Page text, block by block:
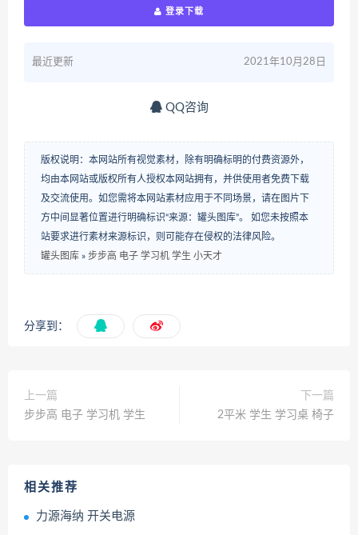
登录下载
最近更新 2021年10月28日
QQ咨询
版权说明：本网站所有视觉素材，除有明确标明的付费资源外，
均由本网站或版权所有人授权本网站拥有，并供使用者免费下载
及交流使用。如您需将本网站素材应用于不同场景，请在图片下
方中间显著位置进行明确标识“来源：罐头图库”。 如您未按照本
站要求进行素材来源标识，则可能存在侵权的法律风险。
罐头图库 » 步步高 电子 学习机 学生 小天才
分享到：
上一篇
步步高 电子 学习机 学生
下一篇
2平米 学生 学习桌 椅子
相关推荐
力源海纳 开关电源